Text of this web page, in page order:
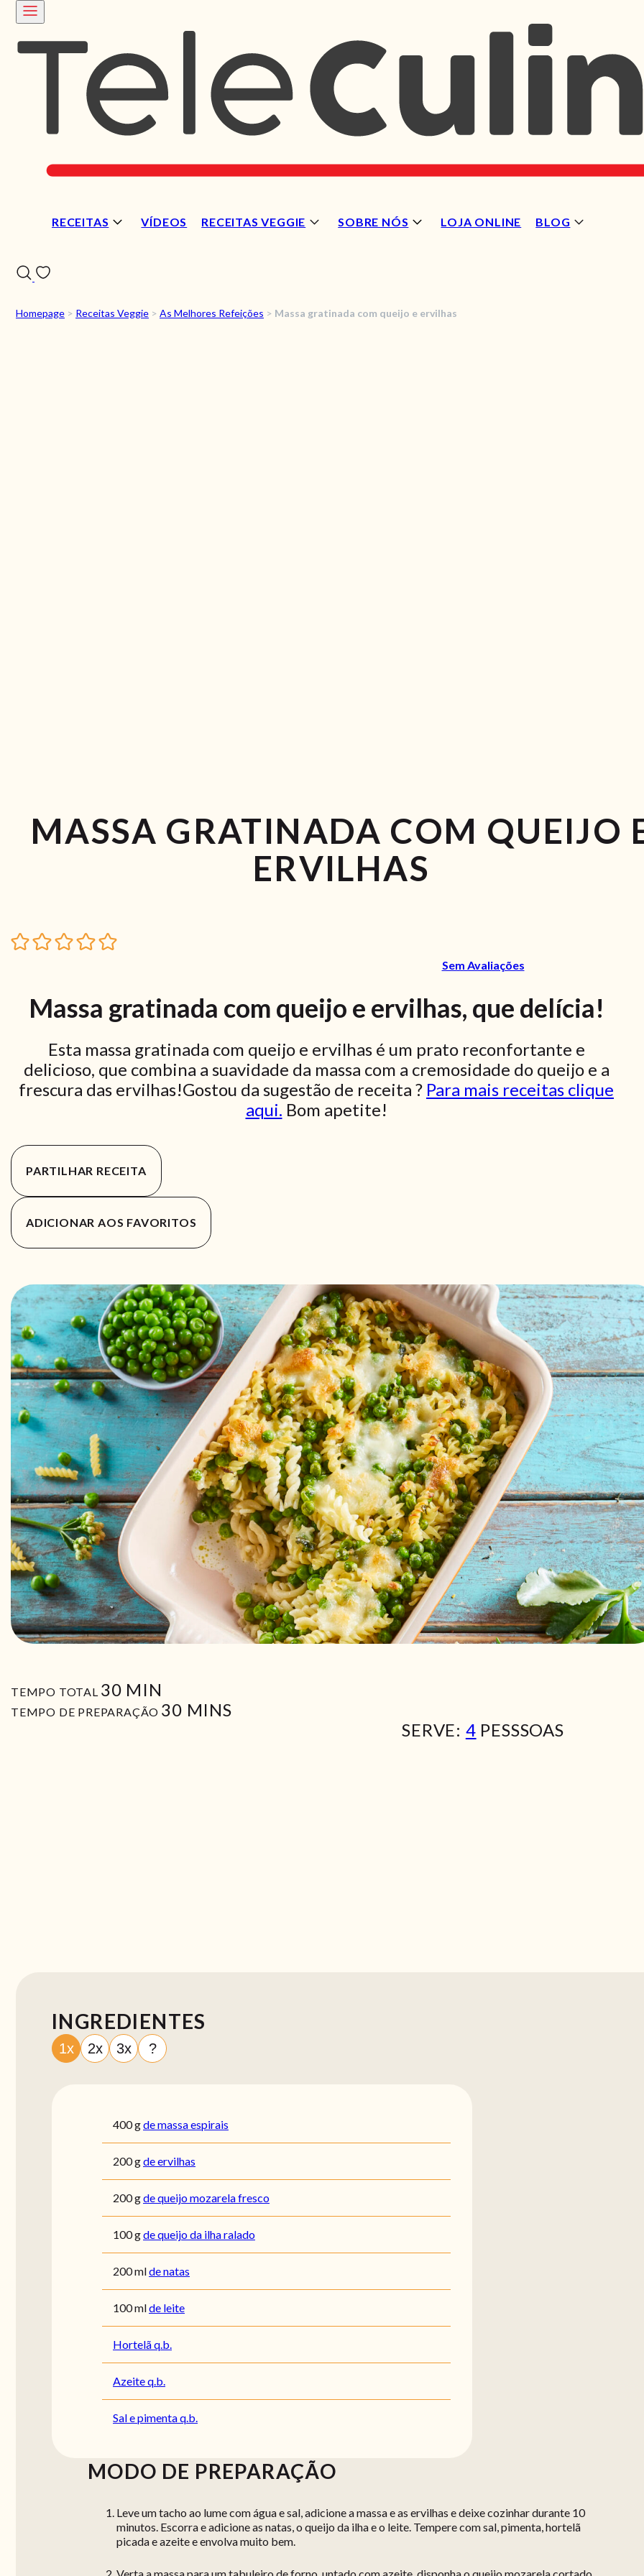
RECEITAS VÍDEOS RECEITAS VEGGIE SOBRE NÓS LOJA ONLINE BLOG
Homepage > Receitas Veggie > As Melhores Refeições > Massa gratinada com queijo e ervilhas
MASSA GRATINADA COM QUEIJO
ERVILHAS
Sem Avaliações
Massa gratinada com queijo e ervilhas, que delícia!
Esta massa gratinada com queijo e ervilhas é um prato reconfortante e
delicioso, que combina a suavidade da massa com a cremosidade do queijo e a
frescura das ervilhas!Gostou da sugestão de receita ? Para mais receitas clique
aqui. Bom apetite!
PARTILHAR RECEITA
ADICIONAR AOS FAVORITOS
TEMPO TOTAL 30MIN
MIN
TEMPO DE PREPARAÇÃO 30MIN
MINS
SERVE: 4 PESSSOAS
INGREDIENTES
1x 2x 3x ?
400gde massa espirais
200gde ervilhas
200gde queijo mozarela fresco
100gde queijo da ilha ralado
200mlde natas
100mlde leite
Hortelã q.b.
Azeite q.b.
Sal e pimenta q.b.
MODO DE PREPARAÇÃO
Leve um tacho ao lume com água e sal, adicione a massa e as ervilhas e deixe cozinhar durante 10
minutos. Escorra e adicione as natas, o queijo da ilha e o leite. Tempere com sal, pimenta, hortelã
picada e azeite e envolva muito bem.